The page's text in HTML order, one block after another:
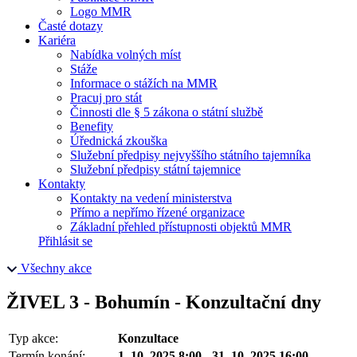
Logo MMR
Časté dotazy
Kariéra
Nabídka volných míst
Stáže
Informace o stážích na MMR
Pracuj pro stát
Činnosti dle § 5 zákona o státní službě
Benefity
Úřednická zkouška
Služební předpisy nejvyššího státního tajemníka
Služební předpisy státní tajemnice
Kontakty
Kontakty na vedení ministerstva
Přímo a nepřímo řízené organizace
Základní přehled přístupnosti objektů MMR
Přihlásit se
Všechny akce
ŽIVEL 3 - Bohumín - Konzultační dny
Typ akce:
Konzultace